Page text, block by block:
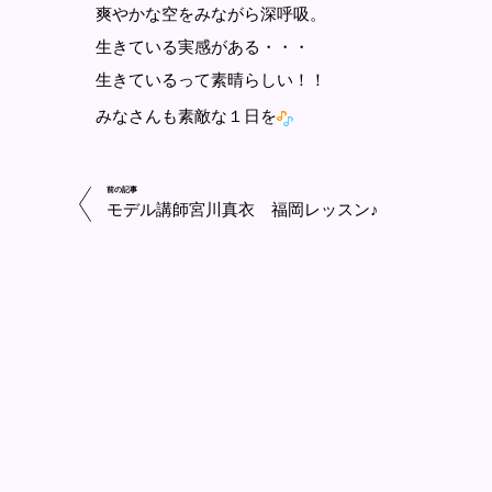
爽やかな空をみながら深呼吸。
生きている実感がある・・・
生きているって素晴らしい！！
みなさんも素敵な１日を
前の記事
モデル講師宮川真衣 福岡レッスン♪